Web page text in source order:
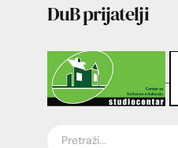
DuB prijatelji